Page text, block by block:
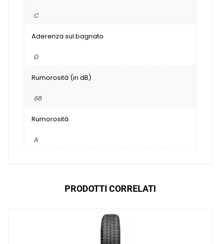
C
Aderenza sul bagnato
D
Rumorosità (in dB)
68
Rumorosità
A
PRODOTTI CORRELATI